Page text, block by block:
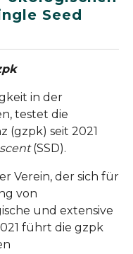
Seed
in der
testet die
seit 2021
(SSD).
Verein, der sich für
von
und extensive
führt die gzpk